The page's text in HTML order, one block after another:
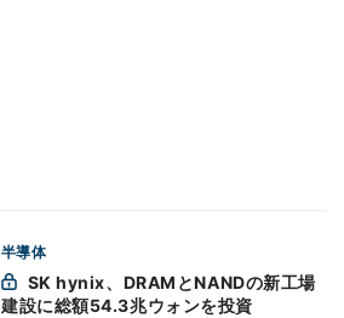
半導体
建設に総額54.3兆ウォンを投資